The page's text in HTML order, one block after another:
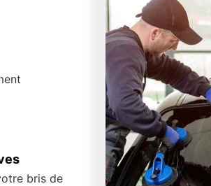
bris de